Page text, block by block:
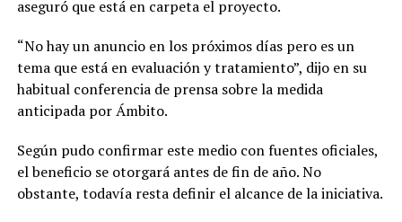
aseguró que está en carpeta el proyecto.
“No hay un anuncio en los próximos días pero es un
tema que está en evaluación y tratamiento”, dijo en su
habitual conferencia de prensa sobre la medida
anticipada por Ámbito.
Según pudo confirmar este medio con fuentes oficiales,
el beneficio se otorgará antes de fin de año. No
obstante, todavía resta definir el alcance de la iniciativa.